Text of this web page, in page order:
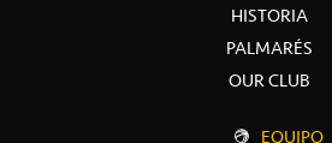
HISTORIA
PALMARÉS
OUR CLUB
EQUIPO